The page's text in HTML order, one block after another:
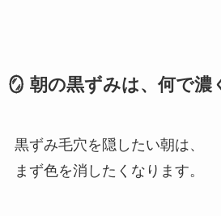
🪞 朝の黒ずみは、何で濃
黒ずみ毛穴を隠したい朝は、
まず色を消したくなります。